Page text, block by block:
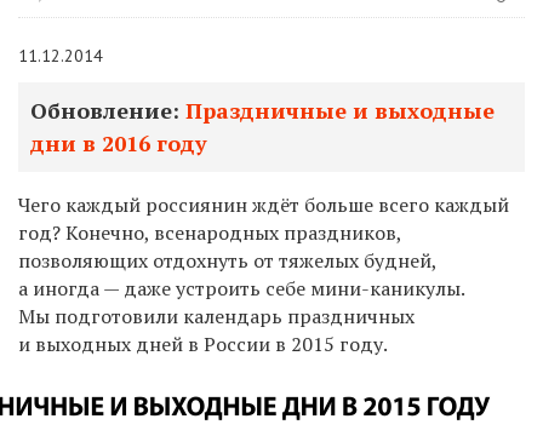
11.12.2014
Обновление: Праздничные и выходные
дни в 2016 году
Чего каждый россиянин ждёт больше всего каждый
год? Конечно, всенародных праздников,
позволяющих отдохнуть от тяжелых будней,
а иногда — даже устроить себе мини-каникулы.
Мы подготовили календарь праздничных
и выходных дней в России в 2015 году.